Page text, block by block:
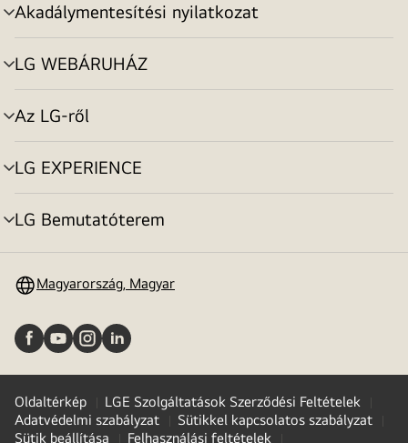
Akadálymentesítési nyilatkozat
menu
toggle
LG WEBÁRUHÁZ
menu
toggle
Az LG-ről
menu
toggle
LG EXPERIENCE
menu
toggle
LG Bemutatóterem
menu
Magyarország, Magyar
Oldaltérkép
LGE Szolgáltatások Szerződési Feltételek
Adatvédelmi szabályzat
Sütikkel kapcsolatos szabályzat
Sütik beállítása
Felhasználási feltételek